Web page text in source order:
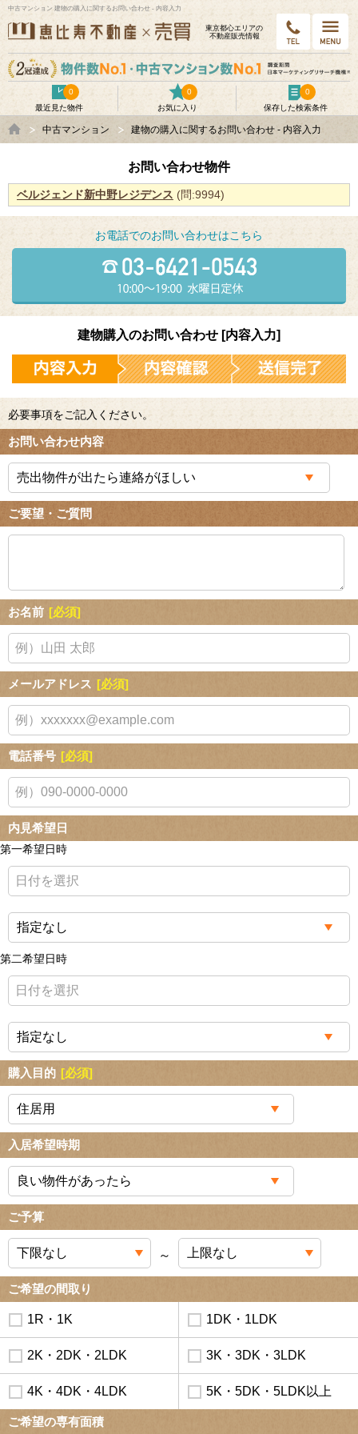
中古マンション 建物の購入に関するお問い合わせ - 内容入力
東京都⼼エリアの
不動産販売情報
最近見た物件
0
お気に入り
0
保存した検索条件
0
中古マンション 建物の購入に関するお問い合わせ - 内容入力
お問い合わせ物件
ベルジェンド新中野レジデンス (問:9994)
お電話でのお問い合わせはこちら
建物購入のお問い合わせ [内容入力]
必要事項をご記入ください。
お問い合わせ内容
ご要望・ご質問
お名前 [必須]
メールアドレス [必須]
電話番号 [必須]
内見希望日
第一希望日時
第二希望日時
購入目的 [必須]
入居希望時期
ご予算
～
ご希望の間取り
1R・1K 1DK・1LDK
2K・2DK・2LDK 3K・3DK・3LDK
4K・4DK・4LDK 5K・5DK・5LDK以上
ご希望の専有面積